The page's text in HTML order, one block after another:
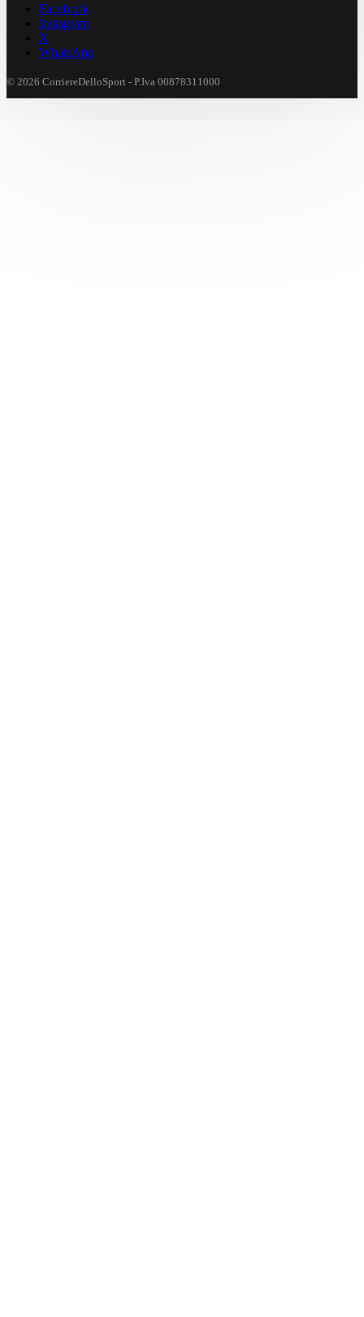
Facebook
Instagram
X
WhatsApp
© 2026 CorriereDelloSport - P.Iva 00878311000